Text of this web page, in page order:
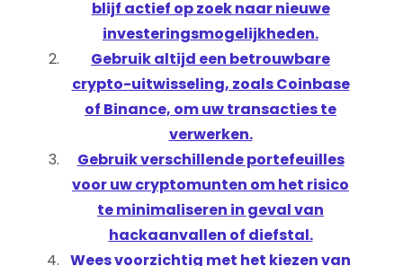
blijf actief op zoek naar nieuwe
investeringsmogelijkheden.
Gebruik altijd een betrouwbare
crypto-uitwisseling, zoals Coinbase
of Binance, om uw transacties te
verwerken.
Gebruik verschillende portefeuilles
voor uw cryptomunten om het risico
te minimaliseren in geval van
hackaanvallen of diefstal.
Wees voorzichtig met het kiezen van